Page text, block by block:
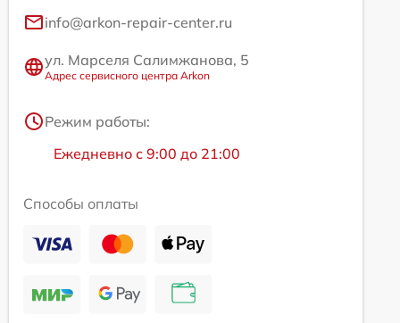
info@arkon-repair-center.ru
ул. Марселя Салимжанова, 5
Адрес сервисного центра Arkon
Режим работы:
Ежедневно с 9:00 до 21:00
Способы оплаты